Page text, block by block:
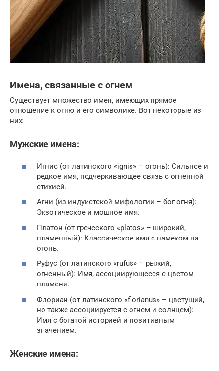
Имена, связанные с огнем
Существует множество имен, имеющих прямое
отношение к огню и его символике. Вот некоторые из
них:
Мужские имена:
Игнис (от латинского «ignis» – огонь): Сильное и
редкое имя, подчеркивающее связь с огненной
стихией.
Агни (из индуистской мифологии – бог огня):
Экзотическое и мощное имя.
Платон (от греческого «platos» – широкий,
пламенный): Классическое имя с намеком на
огонь.
Руфус (от латинского «rufus» – рыжий,
огненный): Имя, ассоциирующееся с цветом
пламени.
Флориан (от латинского «florianus» – цветущий,
но также ассоциируется с огнем и солнцем):
Имя с богатой историей и позитивным
значением.
Женские имена: